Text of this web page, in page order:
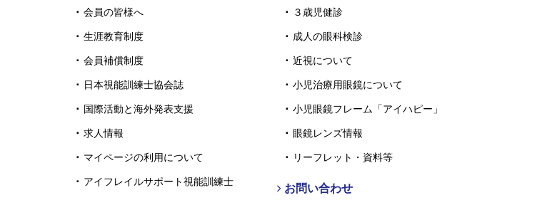
会員の皆様へ
生涯教育制度
会員補償制度
日本視能訓練士協会誌
国際活動と海外発表支援
求人情報
マイページの利用について
アイフレイルサポート視能訓練士
３歳児健診
成人の眼科検診
近視について
小児治療用眼鏡について
小児眼鏡フレーム「アイハピー」
眼鏡レンズ情報
リーフレット・資料等
お問い合わせ